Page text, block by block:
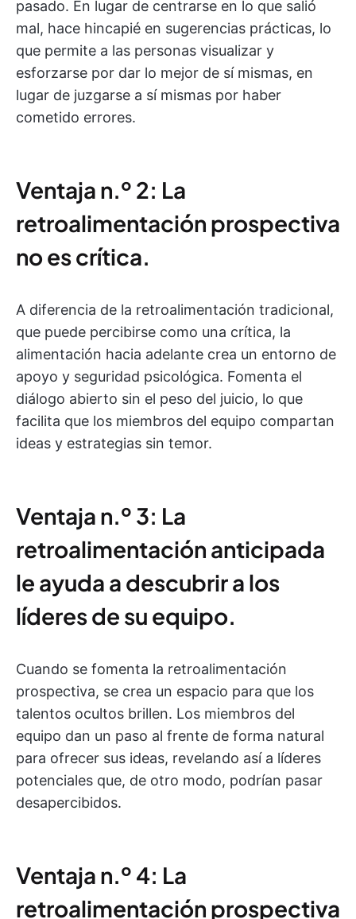
pasado. En lugar de centrarse en lo que salió
mal, hace hincapié en sugerencias prácticas, lo
que permite a las personas visualizar y
esforzarse por dar lo mejor de sí mismas, en
lugar de juzgarse a sí mismas por haber
cometido errores.
Ventaja n.º 2: La
retroalimentación prospectiva
no es crítica.
A diferencia de la retroalimentación tradicional,
que puede percibirse como una crítica, la
alimentación hacia adelante crea un entorno de
apoyo y seguridad psicológica. Fomenta el
diálogo abierto sin el peso del juicio, lo que
facilita que los miembros del equipo compartan
ideas y estrategias sin temor.
Ventaja n.º 3: La
retroalimentación anticipada
le ayuda a descubrir a los
líderes de su equipo.
Cuando se fomenta la retroalimentación
prospectiva, se crea un espacio para que los
talentos ocultos brillen. Los miembros del
equipo dan un paso al frente de forma natural
para ofrecer sus ideas, revelando así a líderes
potenciales que, de otro modo, podrían pasar
desapercibidos.
Ventaja n.º 4: La
retroalimentación prospectiva